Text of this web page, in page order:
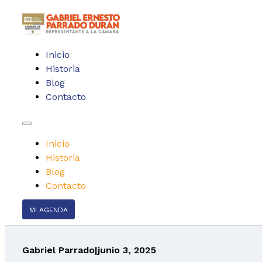
Inicio
Historia
Blog
Contacto
Inicio
Historia
Blog
Contacto
MI AGENDA
Gabriel Parrado|junio 3, 2025